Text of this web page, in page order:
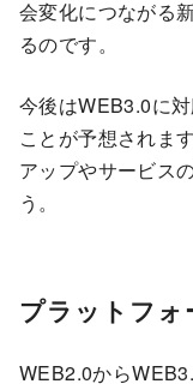
会変化につながる
るのです。
今後はWEB3.0に
ことが予想されま
アップやサービス
う。
プラットフォ
WEB2.0から